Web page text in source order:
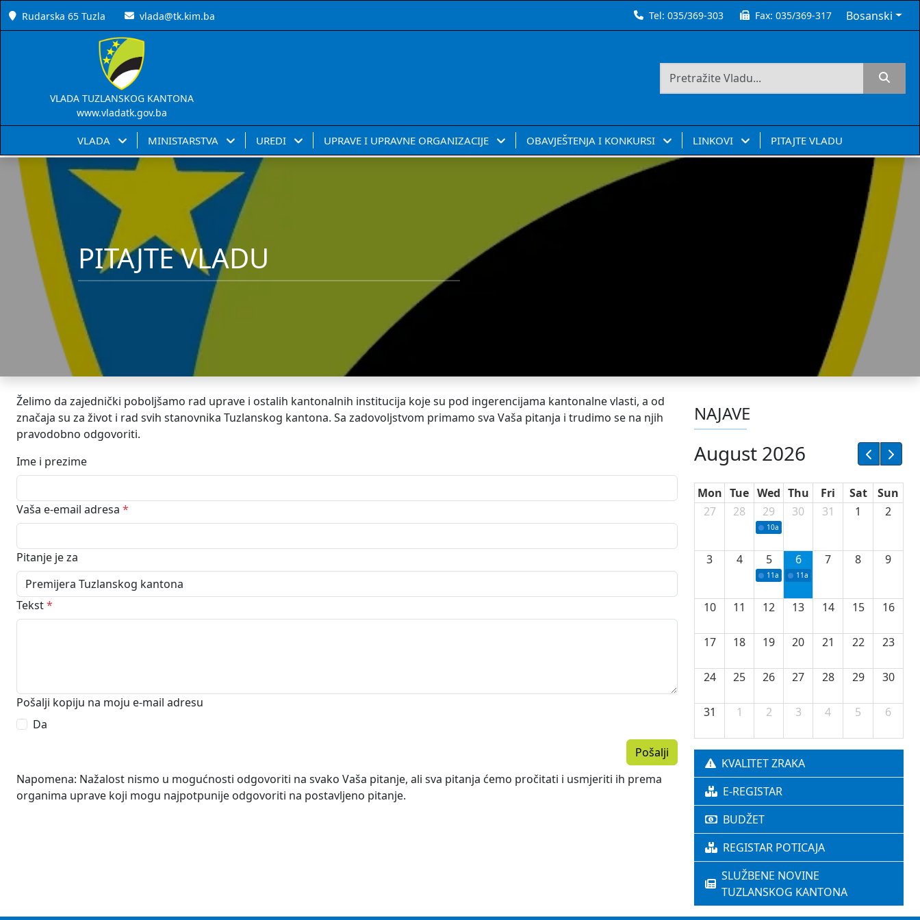
Rudarska 65 Tuzla vlada@tk.kim.ba Tel:035/369-303 Fax:035/369-317 Bosanski
VLADA TUZLANSKOG KANTONA
www.vladatk.gov.ba
VLADA MINISTARSTVA UREDI UPRAVE I UPRAVNE ORGANIZACIJE OBAVJEŠTENJA I KONKURSI LINKOVI PITAJTE VLADU
PITAJTE VLADU
Želimo da zajednički poboljšamo rad uprave i ostalih kantonalnih institucija koje su pod ingerencijama kantonalne vlasti, a od
značaja su za život i rad svih stanovnika Tuzlanskog kantona. Sa zadovoljstvom primamo sva Vaša pitanja i trudimo se na njih
pravodobno odgovoriti.
Ime i prezime
Vaša e-email adresa *
Pitanje je za
Tekst*
Pošalji kopiju na moju e-mail adresu
Da
Pošalji
Napomena: Nažalost nismo u mogućnosti odgovoriti na svako Vaša pitanje, ali sva pitanja ćemo pročitati i usmjeriti ih prema
organima uprave koji mogu najpotpunije odgovoriti na postavljeno pitanje.
NAJAVE
August 2026
Mon Tue Wed Thu Fri Sat
Sun
27
28 29
10a Potpisivanje ugovora sa neprofitnim
30 31 1 2
3 4 5
11a Potpisivanje ugovora o stipendijama
6
11a Podrška razvoju vodne
7 8 9
10 11 12 13 14 15 16
17 18 19 20 21 22 23
24 25 26 27 28 29 30
31 1 2 3 4 5 6
KVALITET ZRAKA
E-REGISTAR
BUDŽET
REGISTAR POTICAJA
SLUŽBENE NOVINE
TUZLANSKOG KANTONA